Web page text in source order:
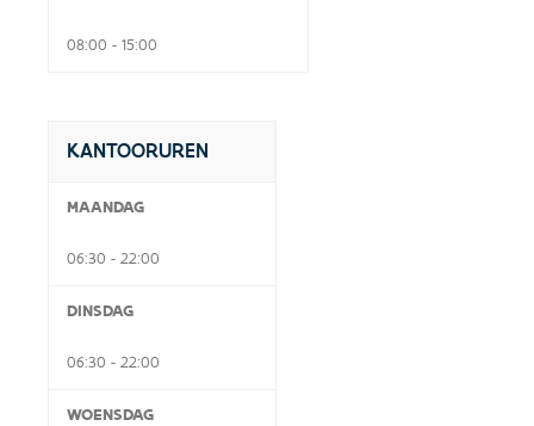
08:00 - 15:00
KANTOORUREN
MAANDAG
06:30 - 22:00
DINSDAG
06:30 - 22:00
WOENSDAG